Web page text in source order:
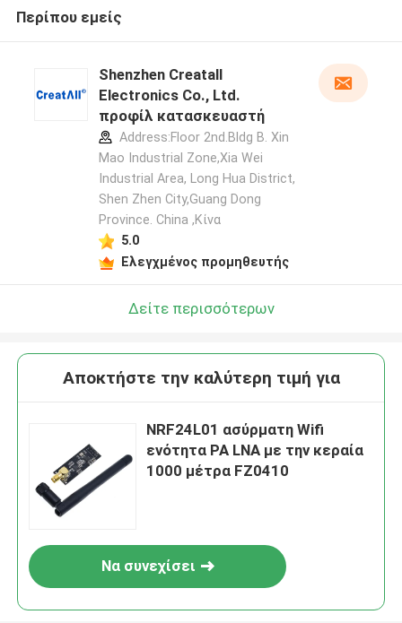
Περίπου εμείς
Shenzhen Creatall
Electronics Co., Ltd.
προφίλ κατασκευαστή
Address:Floor 2nd.Bldg B. Xin
Mao Industrial Zone,Xia Wei
Industrial Area, Long Hua District,
Shen Zhen City,Guang Dong
Province. China ,Κίνα
5.0
Ελεγχμένος προμηθευτής
Δείτε περισσότερων
Αποκτήστε την καλύτερη τιμή για
NRF24L01 ασύρματη Wifi
ενότητα PA LNA με την κεραία
1000 μέτρα FZ0410
Να συνεχίσει